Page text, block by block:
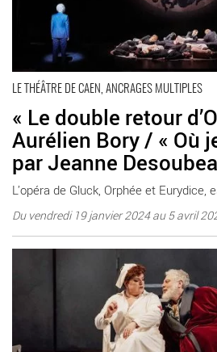
LE THÉÂTRE DE CAEN, ANCRAGES MULTIPLES
« Le double retour
Aurélien Bory / « Où
par Jeanne
L’opéra de Gluck, Orphée et Eurydice,
Du vendredi 19 janvier 2024 au 5 avril
En savoir plus